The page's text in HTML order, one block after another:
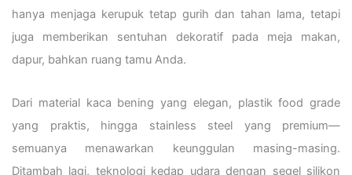
hanya menjaga kerupuk tetap gurih dan tahan lama, tetapi
juga memberikan sentuhan dekoratif pada meja makan,
dapur, bahkan ruang tamu Anda.
Dari material kaca bening yang elegan, plastik food grade
yang praktis, hingga stainless steel yang premium—
semuanya menawarkan keunggulan masing-masing.
Ditambah lagi, teknologi kedap udara dengan segel silikon